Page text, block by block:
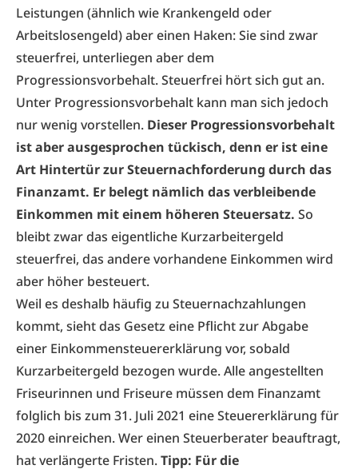
Leistungen (ähnlich wie Krankengeld oder
Arbeitslosengeld) aber einen Haken: Sie sind zwar
steuerfrei, unterliegen aber dem
Progressionsvorbehalt. Steuerfrei hört sich gut an.
Unter Progressionsvorbehalt kann man sich jedoch
nur wenig vorstellen. Dieser Progressionsvorbehalt
ist aber ausgesprochen tückisch, denn er ist eine
Art Hintertür zur Steuernachforderung durch das
Finanzamt. Er belegt nämlich das verbleibende
Einkommen mit einem höheren Steuersatz. So
bleibt zwar das eigentliche Kurzarbeitergeld
steuerfrei, das andere vorhandene Einkommen wird
aber höher besteuert.
Weil es deshalb häufig zu Steuernachzahlungen
kommt, sieht das Gesetz eine Pflicht zur Abgabe
einer Einkommensteuererklärung vor, sobald
Kurzarbeitergeld bezogen wurde. Alle angestellten
Friseurinnen und Friseure müssen dem Finanzamt
folglich bis zum 31. Juli 2021 eine Steuererklärung für
2020 einreichen. Wer einen Steuerberater beauftragt,
hat verlängerte Fristen.Tipp: Für die